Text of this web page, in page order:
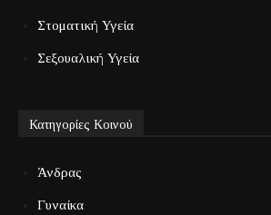
Στοματική Υγεία
Σεξουαλική Υγεία
Κατηγορίες Κοινού
Άνδρας
Γυναίκα